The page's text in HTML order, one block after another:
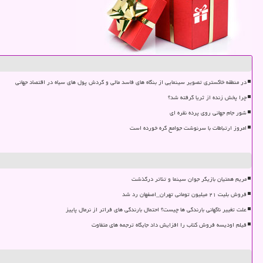
در منطقه خاکستری تصویر سینمایی از بنگاه های فاسد مالی و گردش پول های سیاه در اقتصاد جهانی
چرا پخش زنده از ثریا گرفته شد؟
شور جام جهانی روی پرده نقره ای
امروز ارتباطات با سرنوشت جوامع گره خورده است
مریم همتیان بازیگر جوان سینما و تئاتر درگذشت
فروش بلیت ۲۱ میلیون تومانی تهران_اصفهان رد شد
علت تغییر ناگهانی بارندگی ها چیست؟ احتمال بارندگی های فراتر از نرمال پاییز
فیلم اودیسه فروش کتاب را افزایش داد جایگاه ترجمه های متفاوت